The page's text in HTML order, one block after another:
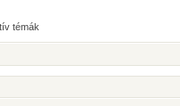
témák